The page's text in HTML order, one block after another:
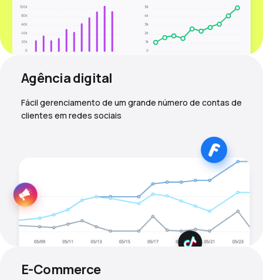
Agência digital
Fácil gerenciamento de um grande número de contas de
clientes em redes sociais
E-Commerce